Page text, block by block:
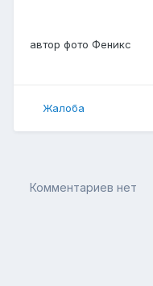
автор фото Феникс
Жалоба
Комментариев нет